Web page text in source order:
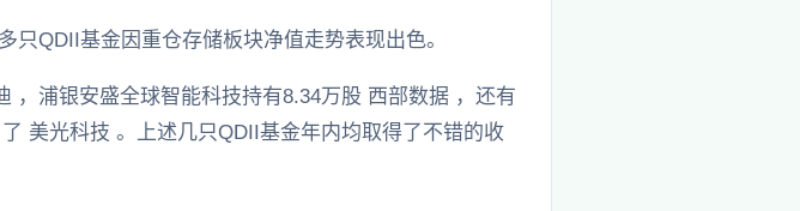
QDII基金因重仓存储板块净值走势表现出色。
，浦银安盛全球智能科技持有8.34万股 西部数据 ，还有
美光科技 。上述几只QDII基金年内均取得了不错的收